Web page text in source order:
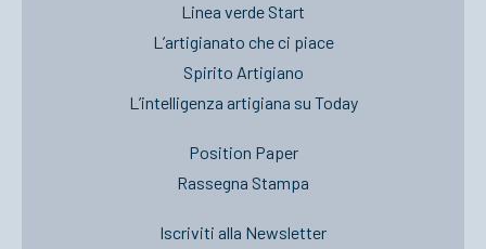
Linea verde Start
L’artigianato che ci piace
Spirito Artigiano
L’intelligenza artigiana su Today
Position Paper
Rassegna Stampa
Iscriviti alla Newsletter